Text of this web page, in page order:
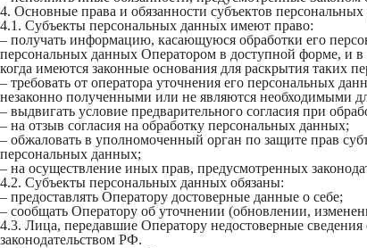
4. Основные права и обязанности субъектов
4.1. Субъекты персональных данных имеют право:
– получать информацию, касающуюся обработки его
персональных данных Оператором в доступной форме, и
когда имеются законные основания для раскрытия таких
– требовать от оператора уточнения его персональных
незаконно полученными или не являются необходимыми
– выдвигать условие предварительного согласия при
– на отзыв согласия на обработку персональных данных;
– обжаловать в уполномоченный орган по защите прав
персональных данных;
– на осуществление иных прав, предусмотренных
4.2. Субъекты персональных данных обязаны:
– предоставлять Оператору достоверные данные о себе;
– сообщать Оператору об уточнении (обновлении,
4.3. Лица, передавшие Оператору недостоверные сведения
законодательством РФ.